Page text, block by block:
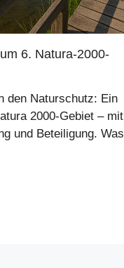
6. Natura-2000-
den Naturschutz: Ein
2000-Gebiet – mit
und Beteiligung. Was